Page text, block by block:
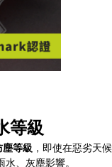
等級
等級 ，即使在惡劣天
、灰塵影響。